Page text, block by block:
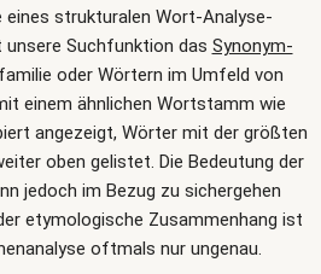
eines strukturalen Wort-Analyse-
Suchfunktion das Synonym-
oder Wörtern im Umfeld von
einem ähnlichen Wortstamm wie
angezeigt, Wörter mit der größten
oben gelistet. Die Bedeutung der
jedoch im Bezug zu sichergehen
etymologische Zusammenhang ist
oftmals nur ungenau.